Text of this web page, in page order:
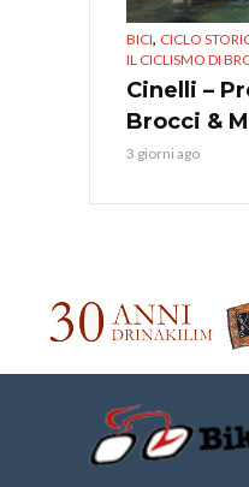
BICI, CICLO
IL CICLISMO DI
Cinelli –
Brocci &
3 giorni ago